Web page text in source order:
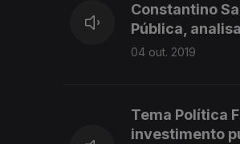
Constantino
Pública,
04 out. 2019
Tema Política
investimento